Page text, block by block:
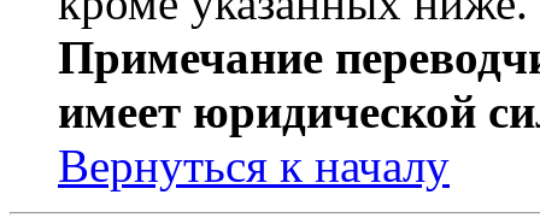
Примечание
имеет юридической
Вернуться к началу